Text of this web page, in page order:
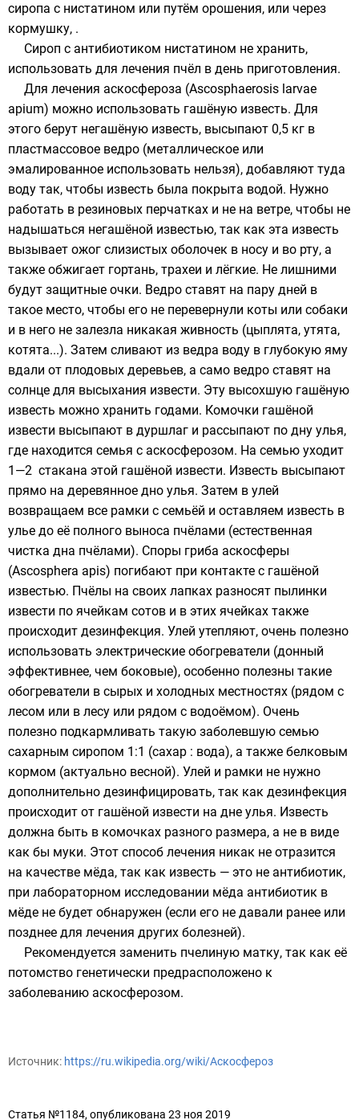
сиропа с нистатином или путём орошения, или через
кормушку, .
Сироп с антибиотиком нистатином не хранить,
использовать для лечения пчёл в день приготовления.
Для лечения аскосфероза (Ascosphaerosis larvae
apium) можно использовать гашёную известь. Для
этого берут негашёную известь, высыпают 0,5 кг в
пластмассовое ведро (металлическое или
эмалированное использовать нельзя), добавляют туда
воду так, чтобы известь была покрыта водой. Нужно
работать в резиновых перчатках и не на ветре, чтобы не
надышаться негашёной известью, так как эта известь
вызывает ожог слизистых оболочек в носу и во рту, а
также обжигает гортань, трахеи и лёгкие. Не лишними
будут защитные очки. Ведро ставят на пару дней в
такое место, чтобы его не перевернули коты или собаки
и в него не залезла никакая живность (цыплята, утята,
котята...). Затем сливают из ведра воду в глубокую яму
вдали от плодовых деревьев, а само ведро ставят на
солнце для высыхания извести. Эту высохшую гашёную
известь можно хранить годами. Комочки гашёной
извести высыпают в дуршлаг и рассыпают по дну улья,
где находится семья с аскосферозом. На семью уходит
1—2 стакана этой гашёной извести. Известь высыпают
прямо на деревянное дно улья. Затем в улей
возвращаем все рамки с семьёй и оставляем известь в
улье до её полного выноса пчёлами (естественная
чистка дна пчёлами). Споры гриба аскосферы
(Ascosphera apis) погибают при контакте с гашёной
известью. Пчёлы на своих лапках разносят пылинки
извести по ячейкам сотов и в этих ячейках также
происходит дезинфекция. Улей утепляют, очень полезно
использовать электрические обогреватели (донный
эффективнее, чем боковые), особенно полезны такие
обогреватели в сырых и холодных местностях (рядом с
лесом или в лесу или рядом с водоёмом). Очень
полезно подкармливать такую заболевшую семью
сахарным сиропом 1:1 (сахар : вода), а также белковым
кормом (актуально весной). Улей и рамки не нужно
дополнительно дезинфицировать, так как дезинфекция
происходит от гашёной извести на дне улья. Известь
должна быть в комочках разного размера, а не в виде
как бы муки. Этот способ лечения никак не отразится
на качестве мёда, так как известь — это не антибиотик,
при лабораторном исследовании мёда антибиотик в
мёде не будет обнаружен (если его не давали ранее или
позднее для лечения других болезней).
Рекомендуется заменить пчелиную матку, так как её
потомство генетически предрасположено к
заболеванию аскосферозом.
Источник: https://ru.wikipedia.org/wiki/Аскосфероз
Статья №1184, опубликована 23 ноя 2019